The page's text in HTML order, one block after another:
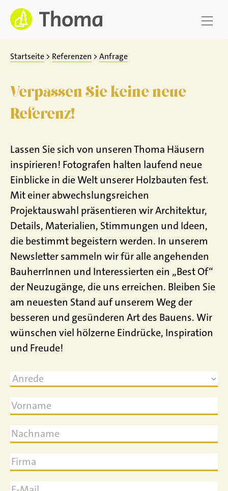
Zum
Inhalt
springen
Startseite > Referenzen >Anfrage
Verpassen Sie keine neue
Referenz!
Lassen Sie sich von unseren Thoma Häusern
inspirieren! Fotografen halten laufend neue
Einblicke in die Welt unserer Holzbauten fest.
Mit einer abwechslungsreichen
Projektauswahl präsentieren wir Architektur,
Details, Materialien, Stimmungen und Ideen,
die bestimmt begeistern werden. In unserem
Newsletter sammeln wir für alle angehenden
BauherrInnen und Interessierten ein „Best Of“
der Neuzugänge, die uns erreichen. Bleiben Sie
am neuesten Stand auf unserem Weg der
besseren und gesünderen Art des Bauens. Wir
wünschen viel hölzerne Eindrücke, Inspiration
und Freude!